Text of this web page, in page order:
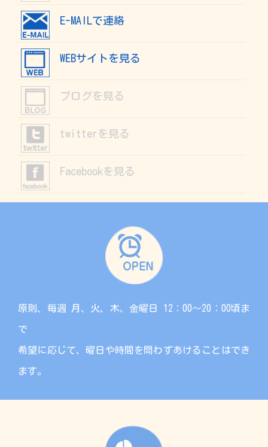
E-MAILで連絡
WEBサイトを見る
ブログを見る
twitterを見る
Facebookを見る
原則、毎週 月、火、木、金曜日 12：00～20：00頃ま
で
希望に応じて、曜日や時間を問わずあけることはでき
ます。